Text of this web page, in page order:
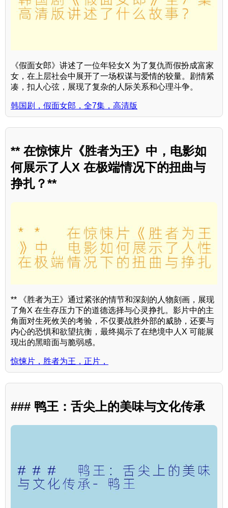
《假面女郎》讲述了一位年轻女X 为了复仇而假扮成富家
女，在上层社会中展开了一场权谋与爱情的较量。剧情紧
凑，扣人心弦，展现了复杂的人际关系和心理斗争。
韩国剧，假面女郎，全7集，高清版
** 在惊悚片《胜者为王》中，电影如
何展示了人X 在极端情况下的扭曲与
挣扎？**
** 《胜者为王》通过紧张的情节和深刻的人物刻画，展现
了角X 在生存压力下的道德选择与心灵挣扎。影片中的主
角面对生死攸关的考验，不仅要战胜外部的威胁，还要与
内心的恐惧和欲望抗衡，最终揭示了在绝境中人X 可能展
现出的黑暗面与脆弱感。
惊悚片，胜者为王，正片，
### 鸭王：舌尖上的美味与文化传承